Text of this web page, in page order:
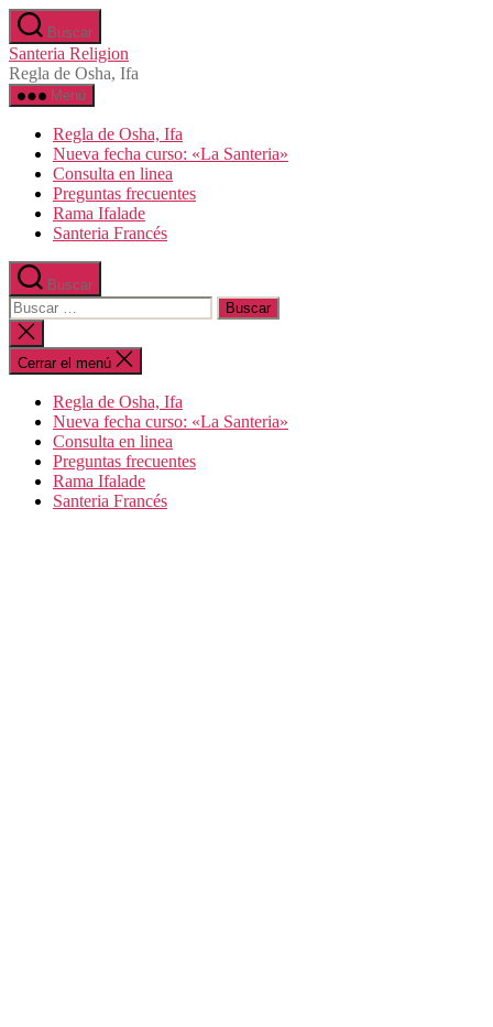
Saltar
al
contenido
Buscar
Santeria Religion
Regla de Osha, Ifa
Menú
Regla de Osha, Ifa
Nueva fecha curso: «La Santeria»
Consulta en linea
Preguntas frecuentes
Rama Ifalade
Santeria Francés
Buscar
Buscar:
Cerrar
la
búsqueda
Cerrar el menú
Regla de Osha, Ifa
Nueva fecha curso: «La Santeria»
Consulta en linea
Preguntas frecuentes
Rama Ifalade
Santeria Francés